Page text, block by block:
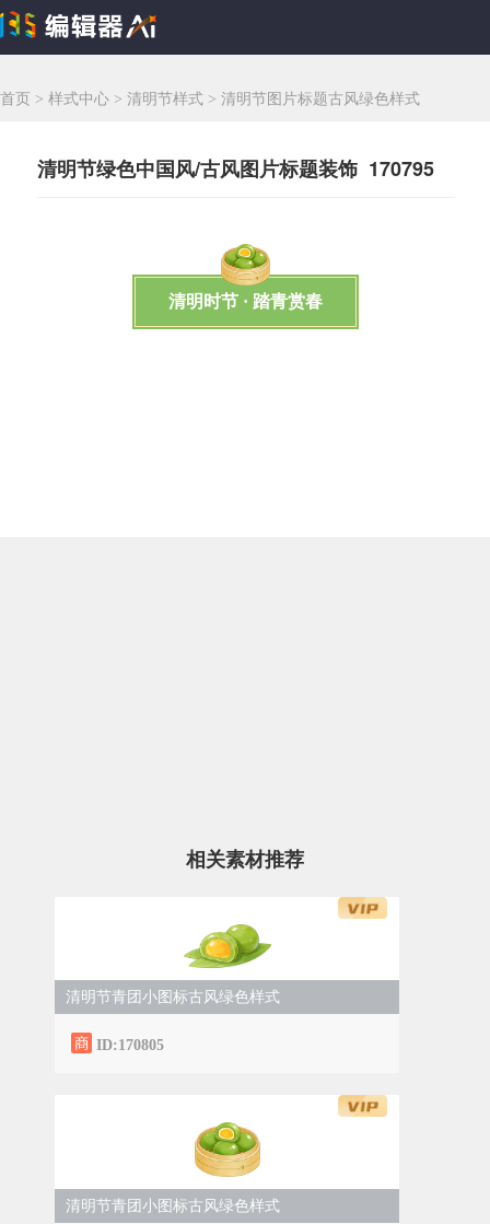
首页 > 样式中心 > 清明节样式 > 清明节图片标题古风绿色样式
清明节绿色中国风/古风图片标题装饰 170795
清明时节 · 踏青赏春
相关素材推荐
清明节青团小图标古风绿色样式
ID:170805
清明节青团小图标古风绿色样式